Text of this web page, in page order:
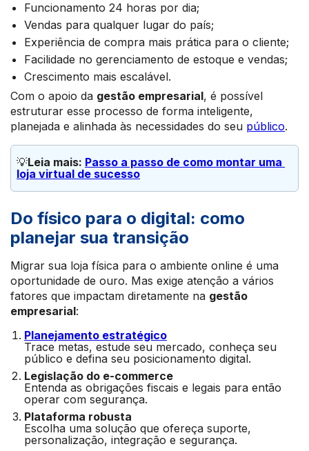
Funcionamento 24 horas por dia;
Vendas para qualquer lugar do país;
Experiência de compra mais prática para o cliente;
Facilidade no gerenciamento de estoque e vendas;
Crescimento mais escalável.
Com o apoio da gestão empresarial, é possível
estruturar esse processo de forma inteligente,
planejada e alinhada às necessidades do seu público.
💡Leia mais: Passo a passo de como montar uma
loja virtual de sucesso
Do físico para o digital: como
planejar sua transição
Migrar sua loja física para o ambiente online é uma
oportunidade de ouro. Mas exige atenção a vários
fatores que impactam diretamente na gestão
empresarial:
Planejamento estratégico
Trace metas, estude seu mercado, conheça seu
público e defina seu posicionamento digital.
Legislação do e-commerce
Entenda as obrigações fiscais e legais para então
operar com segurança.
Plataforma robusta
Escolha uma solução que ofereça suporte,
personalização, integração e segurança.